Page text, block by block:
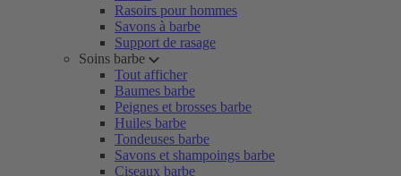
Rasoirs pour hommes
Savons à barbe
Support de rasage
Soins barbe
Tout afficher
Baumes barbe
Peignes et brosses barbe
Huiles barbe
Tondeuses barbe
Savons et shampoings barbe
Ciseaux barbe